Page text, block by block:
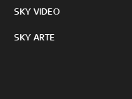
SKY VIDEO
SKY ARTE